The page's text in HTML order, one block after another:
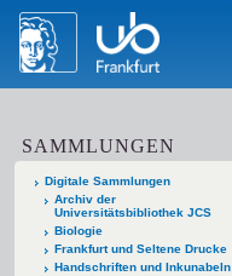
SAMMLUNGEN
Digitale Sammlungen
Archiv der
Universitätsbibliothek JCS
Biologie
Frankfurt und Seltene Drucke
Handschriften und Inkunabeln